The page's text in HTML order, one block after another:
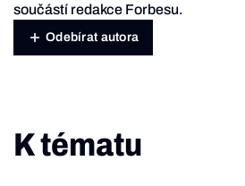
součástí redakce Forbesu.
Odebírat autora
K tématu